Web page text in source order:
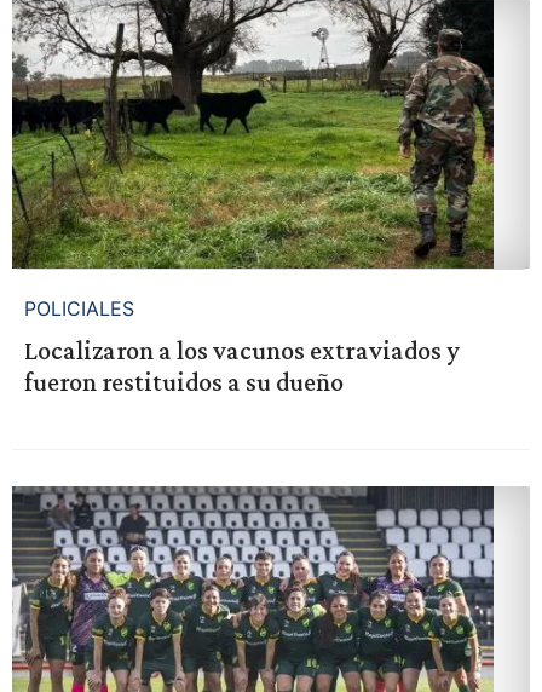
POLICIALES
Localizaron a los vacunos extraviados y
fueron restituidos a su dueño